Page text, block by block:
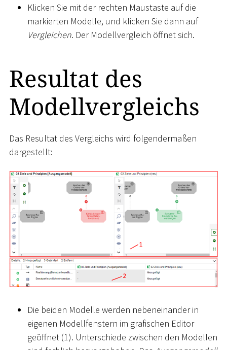
Klicken Sie mit der rechten Maustaste auf die
markierten Modelle, und klicken Sie dann auf
Vergleichen. Der Modellvergleich öffnet sich.
Resultat des
Modellvergleichs
Das Resultat des Vergleichs wird folgendermaßen
dargestellt:
Die beiden Modelle werden nebeneinander in
eigenen Modellfenstern im grafischen Editor
geöffnet (1). Unterschiede zwischen den Modellen